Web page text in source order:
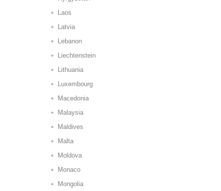
Laos
Latvia
Lebanon
Liechtenstein
Lithuania
Luxembourg
Macedonia
Malaysia
Maldives
Malta
Moldova
Monaco
Mongolia